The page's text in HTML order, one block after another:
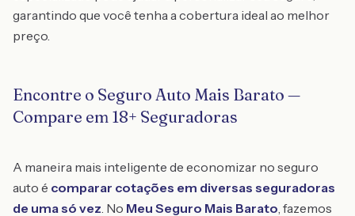
garantindo que você tenha a cobertura ideal ao melhor
preço.
Encontre o Seguro Auto Mais Barato —
Compare em 18+ Seguradoras
A maneira mais inteligente de economizar no seguro
auto é comparar cotações em diversas seguradoras
de uma só vez. No Meu Seguro Mais Barato, fazemos